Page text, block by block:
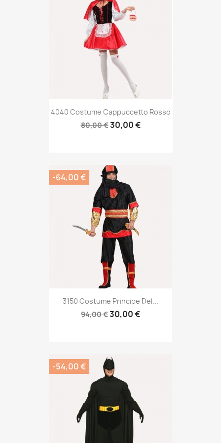
4040 Costume Cappuccetto Rosso
80,00 €30,00 €
3150 Costume Principe Del...
94,00 €30,00 €
-64,00 €
-54,00 €